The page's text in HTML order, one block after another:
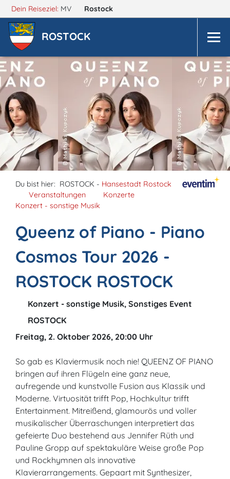
Dein Reiseziel: MV Rostock
ROSTOCK
Du bist hier: ROSTOCK - Hansestadt Rostock
Veranstaltungen
Konzerte
Konzert - sonstige Musik
Queenz of Piano - Piano
Cosmos Tour 2026 -
ROSTOCK ROSTOCK
Konzert - sonstige Musik, Sonstiges Event
ROSTOCK
Freitag, 2. Oktober 2026, 20:00 Uhr
So gab es Klaviermusik noch nie! QUEENZ OF PIANO
bringen auf ihren Flügeln eine ganz neue,
aufregende und kunstvolle Fusion aus Klassik und
Moderne. Virtuosität trifft Pop, Hochkultur trifft
Entertainment. Mitreißend, glamourös und voller
musikalischer Überraschungen interpretiert das
gefeierte Duo bestehend aus Jennifer Rüth und
Pauline Gropp auf spektakuläre Weise große Pop
und Rockhymnen als innovative
Klavierarrangements. Gepaart mit Synthesizer,